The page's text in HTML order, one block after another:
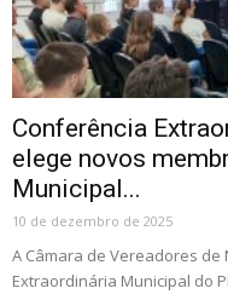
Conferência
elege novos
Municipal...
10 de dezembro de 2025
A Câmara de Vereadores de
Extraordinária Municipal do